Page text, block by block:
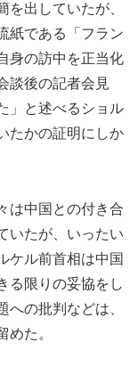
出していたが、
紙である「フラン
身の訪中を正当化
談後の記者会見
」と述べるショル
たかの証明にしか
は中国との付き合
いたが、いったい
ケル前首相は中国
る限りの妥協をし
への批判などは、
めた。